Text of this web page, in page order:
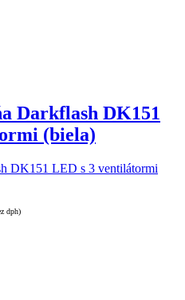
Darkflash DK151
(biela)
DK151 LED s 3 ventilátormi
dph)